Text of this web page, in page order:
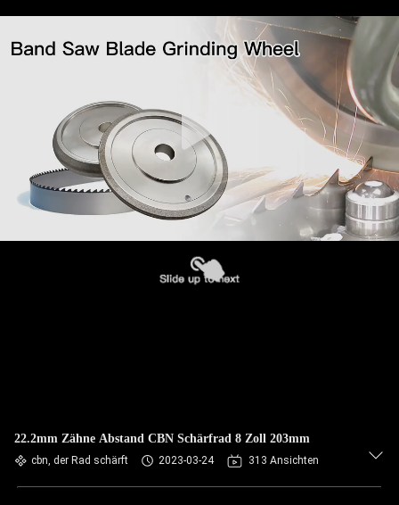
22.2mm Zähne Abstand CBN Schärfrad 8 Zoll 203mm
cbn, der Rad schärft 2023-03-24 313 Ansichten